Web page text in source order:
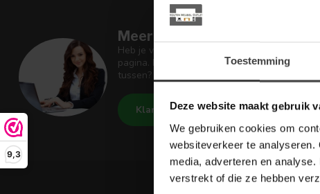
Toestemming
Deze website maakt gebruik
We gebruiken cookies om
websiteverkeer te
media, adverteren en
verstrekt of die ze hebben
9,3
Meer informatie
Heb je vragen over onze artikelen of jouw
pagina. Daar staan antwoorden op veel
tussen? Dan staat er ook vermeld hoe je
Klantenservice De Woon